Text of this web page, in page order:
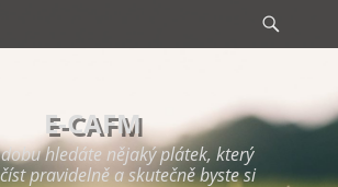
E-CAFM
hledáte nějaký plátek, který
pravidelně a skutečně byste si